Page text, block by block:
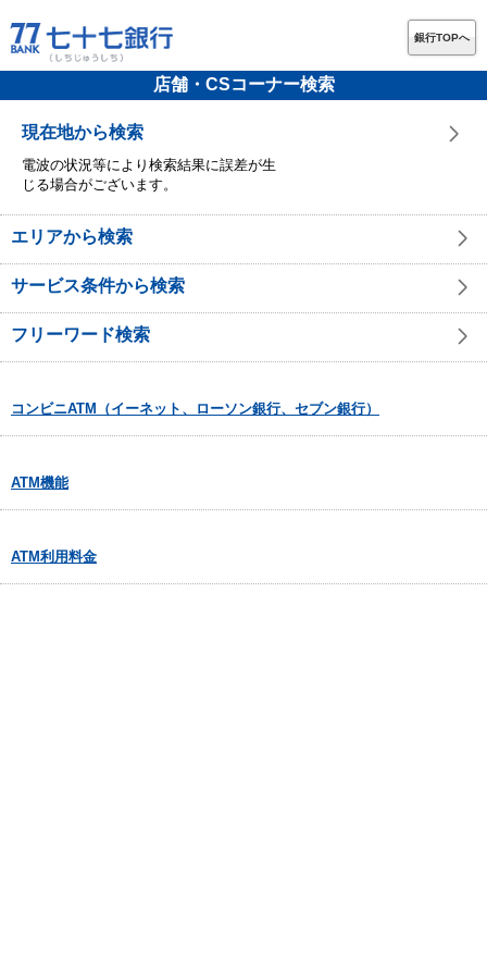
銀行TOPへ
店舗・CSコーナー検索
現在地から検索
電波の状況等により検索結果に誤差が生
じる場合がございます。
エリアから検索
サービス条件から検索
フリーワード検索
コンビニATM（イーネット、ローソン銀行、セブン銀行）
ATM機能
ATM利用料金